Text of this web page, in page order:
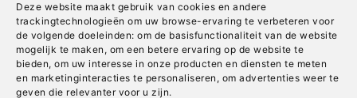
Deze website maakt gebruik van cookies en andere
trackingtechnologieën om uw browse-ervaring te verbeteren voor
de volgende doeleinden: om de basisfunctionaliteit van de website
mogelijk te maken , om een betere ervaring op de website te
bieden, om uw interesse in onze producten en diensten te meten
en marketinginteracties te personaliseren , om advertenties weer te
geven die relevanter voor u zijn.